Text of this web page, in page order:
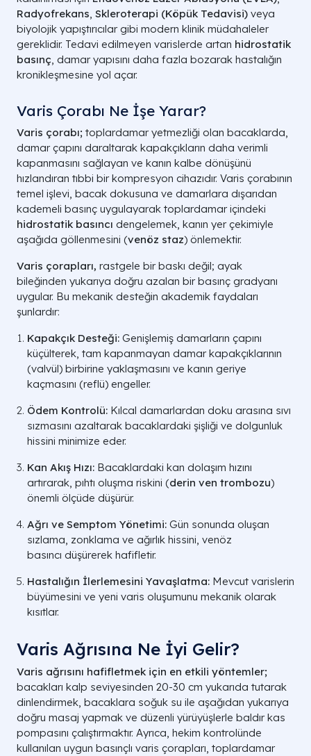
Radyofrekans, Skleroterapi (Köpük Tedavisi) veya
biyolojik yapıştırıcılar gibi modern klinik müdahaleler
gereklidir. Tedavi edilmeyen varislerde artan hidrostatik
basınç, damar yapısını daha fazla bozarak hastalığın
kronikleşmesine yol açar.
Varis Çorabı Ne İşe Yarar?
Varis çorabı; toplardamar yetmezliği olan bacaklarda,
damar çapını daraltarak kapakçıkların daha verimli
kapanmasını sağlayan ve kanın kalbe dönüşünü
hızlandıran tıbbi bir kompresyon cihazıdır. Varis çorabının
temel işlevi, bacak dokusuna ve damarlara dışarıdan
kademeli basınç uygulayarak toplardamar içindeki
hidrostatik basıncı dengelemek, kanın yer çekimiyle
aşağıda göllenmesini (venöz staz) önlemektir.
Varis çorapları, rastgele bir baskı değil; ayak
bileğinden yukarıya doğru azalan bir basınç gradyanı
uygular. Bu mekanik desteğin akademik faydaları
şunlardır:
Kapakçık Desteği: Genişlemiş damarların çapını
küçülterek, tam kapanmayan damar kapakçıklarının
(valvül) birbirine yaklaşmasını ve kanın geriye
kaçmasını (reflü) engeller.
Ödem Kontrolü: Kılcal damarlardan doku arasına sıvı
sızmasını azaltarak bacaklardaki şişliği ve dolgunluk
hissini minimize eder.
Kan Akış Hızı: Bacaklardaki kan dolaşım hızını
artırarak, pıhtı oluşma riskini (derin ven trombozu)
önemli ölçüde düşürür.
Ağrı ve Semptom Yönetimi: Gün sonunda oluşan
sızlama, zonklama ve ağırlık hissini, venöz
basıncı düşürerek hafifletir.
Hastalığın İlerlemesini Yavaşlatma: Mevcut varislerin
büyümesini ve yeni varis oluşumunu mekanik olarak
kısıtlar.
Varis Ağrısına Ne İyi Gelir?
Varis ağrısını hafifletmek için en etkili yöntemler;
bacakları kalp seviyesinden 20-30 cm yukarıda tutarak
dinlendirmek, bacaklara soğuk su ile aşağıdan yukarıya
doğru masaj yapmak ve düzenli yürüyüşlerle baldır kas
pompasını çalıştırmaktır. Ayrıca, hekim kontrolünde
kullanılan uygun basınçlı varis çorapları, toplardamar